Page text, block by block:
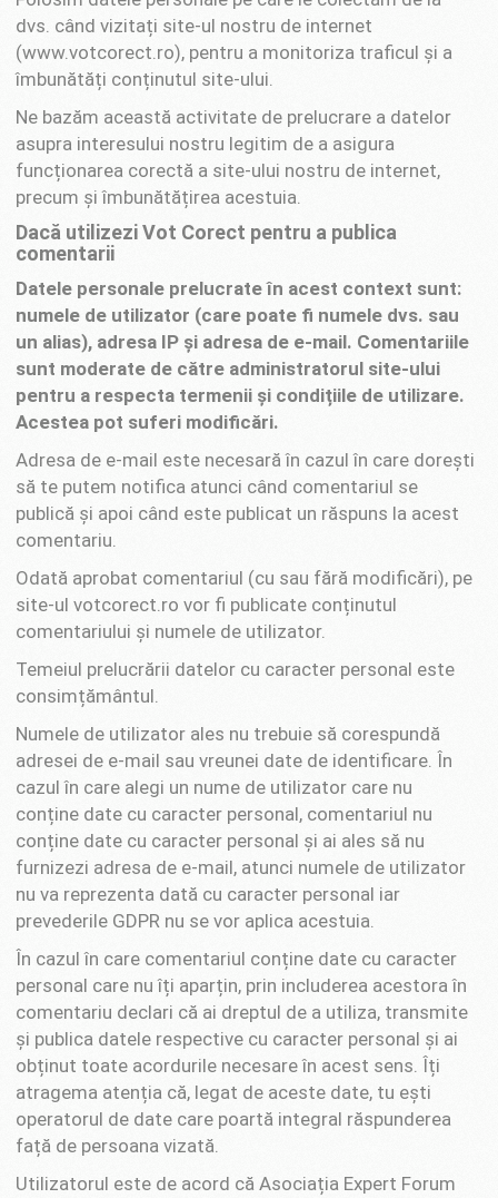
dvs. când vizitați site-ul nostru de internet
(www.votcorect.ro), pentru a monitoriza traficul și a
îmbunătăți conținutul site-ului.
Ne bazăm această activitate de prelucrare a datelor
asupra interesului nostru legitim de a asigura
funcționarea corectă a site-ului nostru de internet,
precum și îmbunătățirea acestuia.
Dacă utilizezi Vot Corect pentru a publica
comentarii
Datele personale prelucrate în acest context sunt:
numele de utilizator (care poate fi numele dvs. sau
un alias), adresa IP și adresa de e-mail. Comentariile
sunt moderate de către administratorul site-ului
pentru a respecta termenii și condițiile de utilizare.
Acestea pot suferi modificări.
Adresa de e-mail este necesară în cazul în care dorești
să te putem notifica atunci când comentariul se
publică și apoi când este publicat un răspuns la acest
comentariu.
Odată aprobat comentariul (cu sau fără modificări), pe
site-ul votcorect.ro vor fi publicate conținutul
comentariului și numele de utilizator.
Temeiul prelucrării datelor cu caracter personal este
consimțământul.
Numele de utilizator ales nu trebuie să corespundă
adresei de e-mail sau vreunei date de identificare. În
cazul în care alegi un nume de utilizator care nu
conține date cu caracter personal, comentariul nu
conține date cu caracter personal și ai ales să nu
furnizezi adresa de e-mail, atunci numele de utilizator
nu va reprezenta dată cu caracter personal iar
prevederile GDPR nu se vor aplica acestuia.
În cazul în care comentariul conține date cu caracter
personal care nu îți aparțin, prin includerea acestora în
comentariu declari că ai dreptul de a utiliza, transmite
și publica datele respective cu caracter personal și ai
obținut toate acordurile necesare în acest sens. Îți
atragema atenția că, legat de aceste date, tu ești
operatorul de date care poartă integral răspunderea
față de persoana vizată.
Utilizatorul este de acord că Asociația Expert Forum